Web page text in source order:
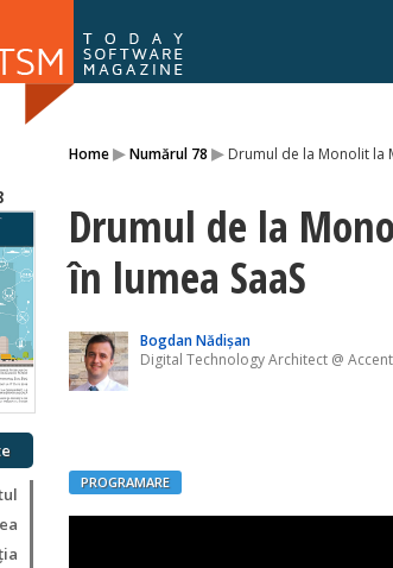
Home▸Numărul 78 ▸ Drumul de la Monolit la
Drumul de la
în lumea SaaS
Bogdan Nădișan
Digital Technology Architect @
PROGRAMARE